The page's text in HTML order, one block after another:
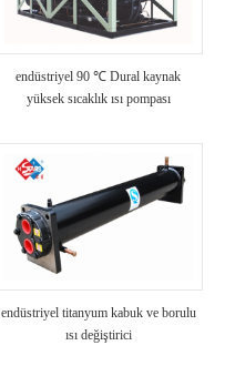
endüstriyel 90 ℃ Dural kaynak
yüksek sıcaklık ısı pompası
endüstriyel titanyum kabuk ve borulu
ısı değiştirici